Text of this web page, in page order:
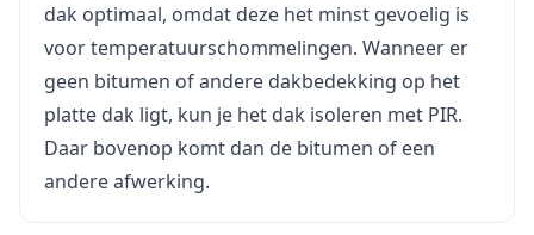
dak optimaal, omdat deze het minst gevoelig is
voor temperatuurschommelingen. Wanneer er
geen bitumen of andere dakbedekking op het
platte dak ligt, kun je het dak isoleren met PIR.
Daar bovenop komt dan de bitumen of een
andere afwerking.